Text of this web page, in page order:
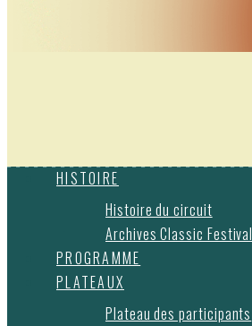
HISTOIRE
Histoire du circuit
Archives Classic Festival
PROGRAMME
PLATEAUX
Plateau des participants